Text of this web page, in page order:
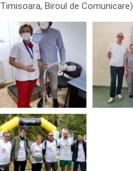
Timisoara, Biroul de Comunicare)